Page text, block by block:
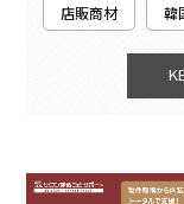
店販商材 韓